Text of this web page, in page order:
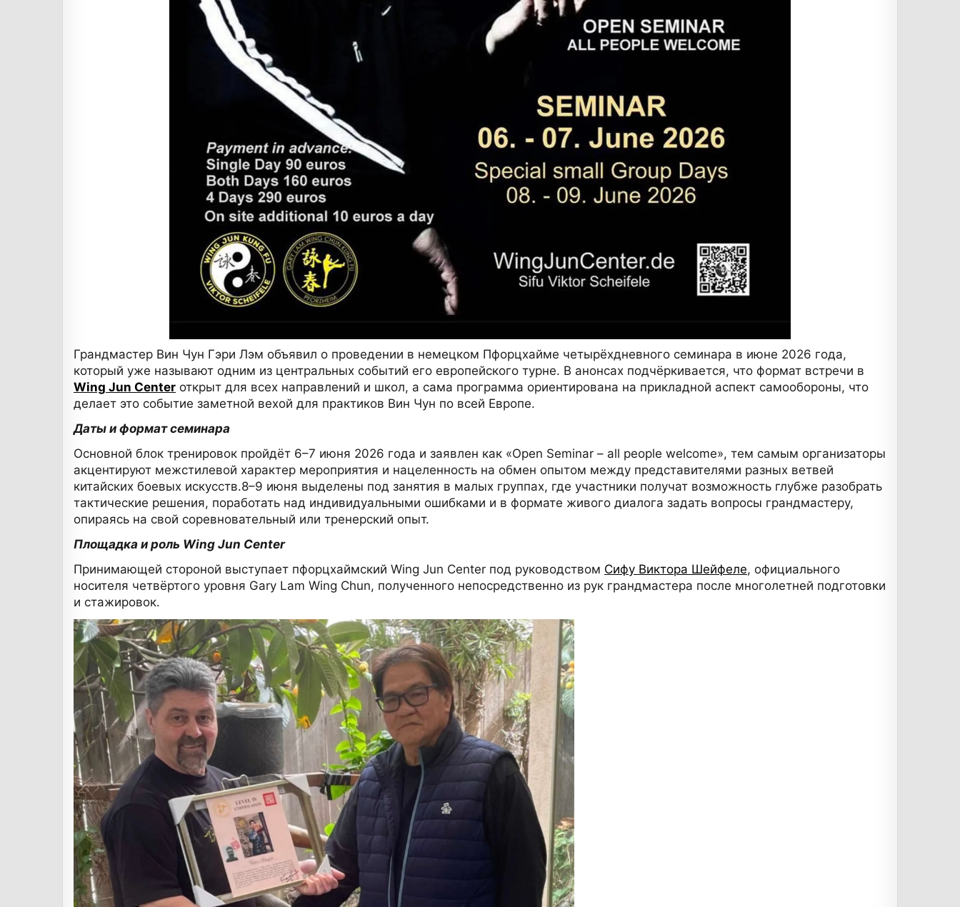
Грандмастер Вин Чун Гэри Лэм объявил о проведении в немецком Пфорцхайме четырёхдневного семинара в июне 2026 года,
который уже называют одним из центральных событий его европейского турне. В анонсах подчёркивается, что формат встречи в
Wing Jun Center открыт для всех направлений и школ, а сама программа ориентирована на прикладной аспект самообороны, что
делает это событие заметной вехой для практиков Вин Чун по всей Европе.
Даты и формат семинара
Основной блок тренировок пройдёт 6–7 июня 2026 года и заявлен как «Open Seminar – all people welcome», тем самым организаторы
акцентируют межстилевой характер мероприятия и нацеленность на обмен опытом между представителями разных ветвей
китайских боевых искусств.8–9 июня выделены под занятия в малых группах, где участники получат возможность глубже разобрать
тактические решения, поработать над индивидуальными ошибками и в формате живого диалога задать вопросы грандмастеру,
опираясь на свой соревновательный или тренерский опыт.
Площадка и роль Wing Jun Center
Принимающей стороной выступает пфорцхаймский Wing Jun Center под руководством Сифу Виктора Шейфеле, официального
носителя четвёртого уровня Gary Lam Wing Chun, полученного непосредственно из рук грандмастера после многолетней подготовки
и стажировок.